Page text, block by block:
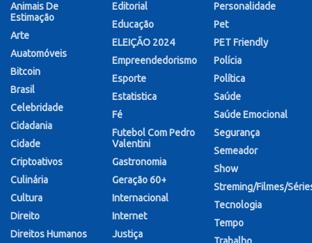
Animais De
Estimação
Arte
Auatomóveis
Bitcoin
Brasil
Celebridade
Cidadania
Cidade
Criptoativos
Culinária
Cultura
Direito
Direitos Humanos
Editorial
Educação
ELEIÇÃO 2024
Empreendedorismo
Esporte
Estatistica
Fé
Futebol Com Pedro
Valentini
Gastronomia
Geração 60+
Internacional
Internet
Justiça
Personalidade
Pet
PET Friendly
Polícia
Política
Saúde
Saúde Emocional
Segurança
Semeador
Show
Streming/Filmes/
Tecnologia
Tempo